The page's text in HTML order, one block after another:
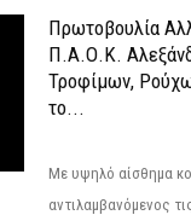
Πρωτοβουλία
Π.Α.Ο.Κ.
Τροφίμων,
το...
Με υψηλό αίσθημα
αντιλαμβανόμενος